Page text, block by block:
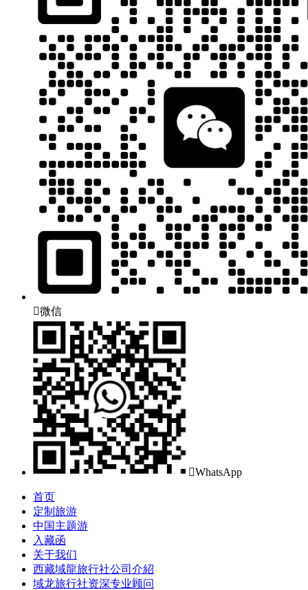
微信
WhatsApp
首页
定制旅游
中国主题游
入藏函
关于我们
西藏域龍旅行社公司介紹
域龙旅行社资深专业顾问